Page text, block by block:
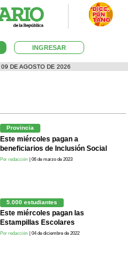
INGRESAR
DE AGOSTO DE 2026
Provincia
Este miércoles pagan a
beneficiarios de Inclusión Social
Por redacción | 06 de marzo de 2023
5.000 estudiantes
Este miércoles pagan las
Estampillas Escolares
Por redacción | 04 de diciembre de 2022